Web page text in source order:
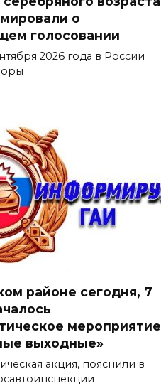
о
голосовании
2026 года в России
районе сегодня, 7
мероприятие
выходные»
акция, пояснили в